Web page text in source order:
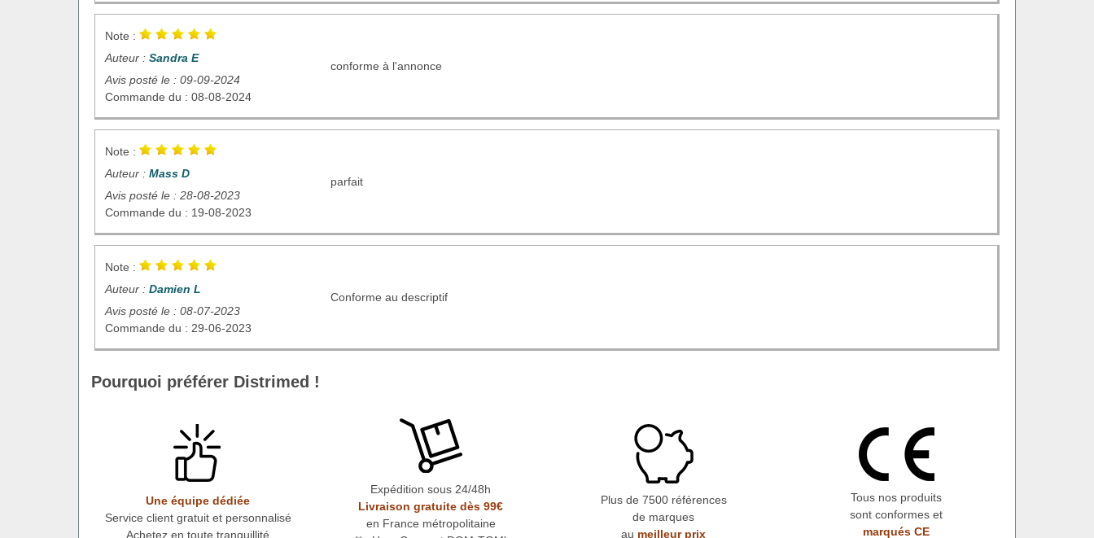
Note :
Auteur : Sandra E
Avis posté le : 09-09-2024
Commande du : 08-08-2024
conforme à l'annonce
Note :
Auteur : Mass D
Avis posté le : 28-08-2023
Commande du : 19-08-2023
parfait
Note :
Auteur : Damien L
Avis posté le : 08-07-2023
Commande du : 29-06-2023
Conforme au descriptif
Pourquoi préférer Distrimed !
Une équipe dédiée
Service client gratuit et personnalisé
Achetez en toute tranquillité
Expédition sous 24/48h
Livraison gratuite dès 99€
en France métropolitaine
Plus de 7500 références
de marques
au meilleur prix
Tous nos produits
sont conformes et
marqués CE